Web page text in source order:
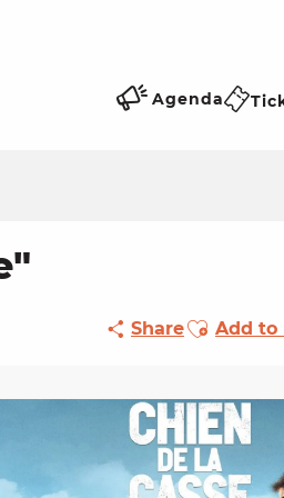
Agenda
ShareAjouter
Add to